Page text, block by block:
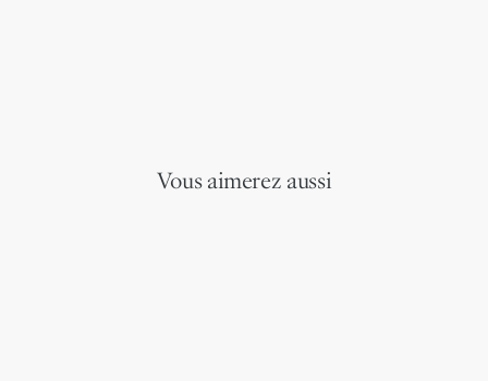
Vous aimerez aussi